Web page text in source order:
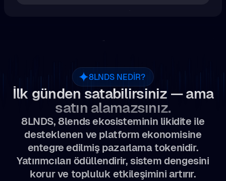
8LNDS NEDIR?
İlk günden satabilirsiniz — ama
satın alamazsınız.
8LNDS, 8lends ekosisteminin likidite ile
desteklenen ve platform ekonomisine
entegre edilmiş pazarlama tokenidir.
Yatırımcıları ödüllendirir, sistem dengesini
korur ve topluluk etkileşimini artırır.